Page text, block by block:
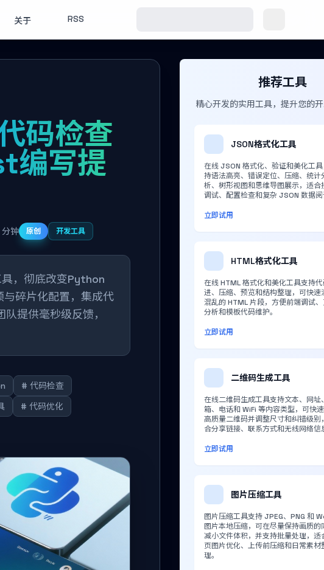
关于 RSS
码检查
编写提
钟 原创 开发工具
，彻底改变Python
碎片化配置，集成代
提供毫秒级反馈，
# 代码检查
# 代码优化
推荐工具
精心开发的实用工具，提升您的
JSON格式化工具
在线 JSON 格式化、验证和美化工
持语法高亮、错误定位、压缩、统计
析、树形视图和思维导图展示，适合
调试、配置检查和复杂 JSON 数据
立即试用
HTML格式化工具
在线 HTML 格式化和美化工具支持
进、压缩、预览和结构整理，可快速
混乱的 HTML 片段，方便前端调试
分析和模板代码维护。
立即试用
二维码生成工具
在线二维码生成工具支持文本、网址
箱、电话和 WiFi 等内容类型，可快
高质量二维码并调整尺寸和纠错级别
合分享链接、联系方式和无线网络信
立即试用
图片压缩工具
图片压缩工具支持 JPEG、PNG 和
图片本地压缩，可在尽量保持画质的
减小文件体积，并支持批量处理，适
页图片优化、上传前压缩和日常素材
理。